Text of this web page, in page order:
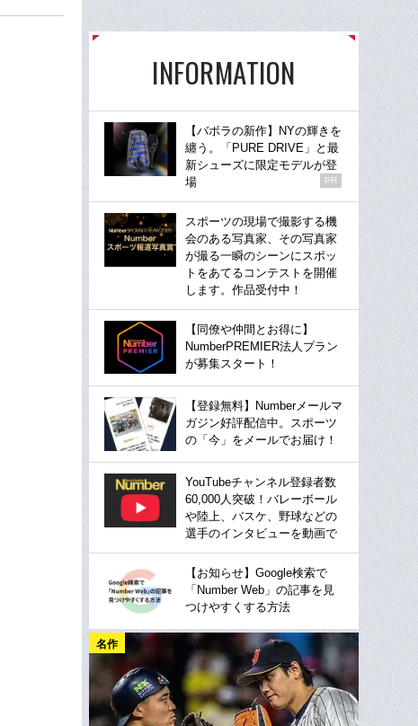
INFORMATION
【バボラの新作】NYの輝きを
纏う。「PURE DRIVE」と最
新シューズに限定モデルが登
場
PR
スポーツの現場で撮影する機
会のある写真家、その写真家
が撮る一瞬のシーンにスポッ
トをあてるコンテストを開催
します。作品受付中！
【同僚や仲間とお得に】
NumberPREMIER法人プラン
が募集スタート！
【登録無料】Numberメールマ
ガジン好評配信中。スポーツ
の「今」をメールでお届け！
YouTubeチャンネル登録者数
60,000人突破！バレーボール
や陸上、バスケ、野球などの
選手のインタビューを動画で
【お知らせ】Google検索で
「Number Web」の記事を見
つけやすくする方法
名作